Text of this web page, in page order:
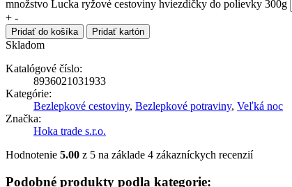
množstvo Lucka ryžové cestoviny hviezdičky do polievky 300g
+ -
Pridať do košíka Pridať kartón
Skladom
Katalógové číslo:
8936021031933
Kategórie:
Bezlepkové cestoviny, Bezlepkové potraviny, Veľká noc
Značka:
Hoka trade s.r.o.
Hodnotenie 5.00 z 5 na základe 4 zákazníckych recenzií
Podobné produkty podla kategorie: